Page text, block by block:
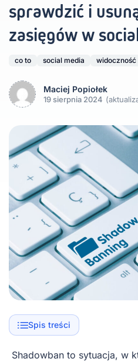
sprawdzić i
zasięgów w
co to social media widoczność
Maciej Popiołek
19 sierpnia 2024
Spis treści
Shadowban to sytuacja, w